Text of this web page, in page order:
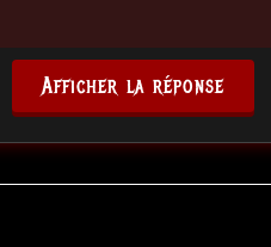
Afficher la réponse